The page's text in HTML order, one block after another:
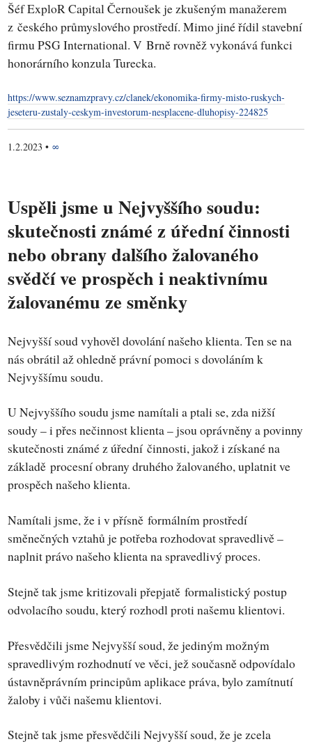
Šéf ExploR Capital Černoušek je zkušeným manažerem
z českého průmyslového prostředí. Mimo jiné řídil stavební
firmu PSG International. V Brně rovněž vykonává funkci
honorárního konzula Turecka.
https://www.seznamzpravy.cz/clanek/ekonomika-firmy-misto-ruskych-
jeseteru-zustaly-ceskym-investorum-nesplacene-dluhopisy-224825
1.2.2023 • ∞
Uspěli jsme u Nejvyššího soudu:
skutečnosti známé z úřední činnosti
nebo obrany dalšího žalovaného
svědčí ve prospěch i neaktivnímu
žalovanému ze směnky
Nejvyšší soud vyhověl dovolání našeho klienta. Ten se na
nás obrátil až ohledně právní pomoci s dovoláním k
Nejvyššímu soudu.
U Nejvyššího soudu jsme namítali a ptali se, zda nižší
soudy – i přes nečinnost klienta – jsou oprávněny a povinny
skutečnosti známé z úřední činnosti, jakož i získané na
základě procesní obrany druhého žalovaného, uplatnit ve
prospěch našeho klienta.
Namítali jsme, že i v přísně formálním prostředí
směnečných vztahů je potřeba rozhodovat spravedlivě –
naplnit právo našeho klienta na spravedlivý proces.
Stejně tak jsme kritizovali přepjatě formalistický postup
odvolacího soudu, který rozhodl proti našemu klientovi.
Přesvědčili jsme Nejvyšší soud, že jediným možným
spravedlivým rozhodnutí ve věci, jež současně odpovídalo
ústavněprávním principům aplikace práva, bylo zamítnutí
žaloby i vůči našemu klientovi.
Stejně tak jsme přesvědčili Nejvyšší soud, že je zcela